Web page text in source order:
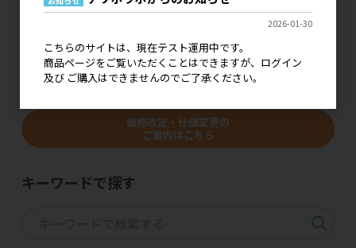
いたします。どうぞよろしくお願いいたします。
価格改定・仕様変更の
ご案内はこちら
キーワードで探す
2026-01-30
こちらのサイトは、現在テスト運用中です。
商品ページをご覧いただくことはできますが、ログイン
及び ご購入はできませんのでご了承ください。